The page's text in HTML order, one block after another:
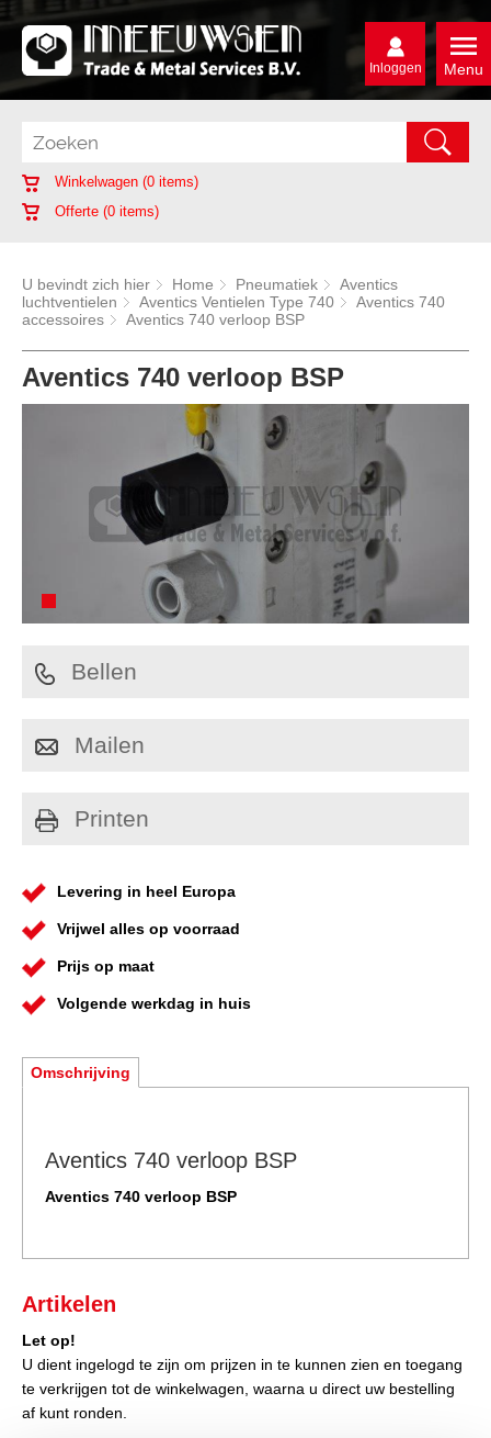
Menu
Inloggen
Winkelwagen (0 items)
Offerte (0 items)
U bevindt zich hier Home Pneumatiek
Aventics
luchtventielen
Aventics Ventielen Type 740
Aventics 740
accessoires
Aventics 740 verloop BSP
Aventics 740 verloop BSP
Bellen
Mailen
Printen
Levering in heel Europa
Vrijwel alles op voorraad
Prijs op maat
Volgende werkdag in huis
Omschrijving
Aventics 740 verloop BSP
Aventics 740 verloop BSP
Artikelen
Let op!
U dient ingelogd te zijn om prijzen in te kunnen zien en toegang
te verkrijgen tot de winkelwagen, waarna u direct uw bestelling
af kunt ronden.